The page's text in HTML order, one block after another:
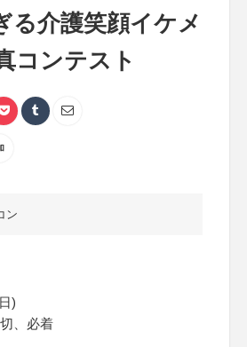
る介護笑顔イケメ
コンテスト
ン
)
、必着